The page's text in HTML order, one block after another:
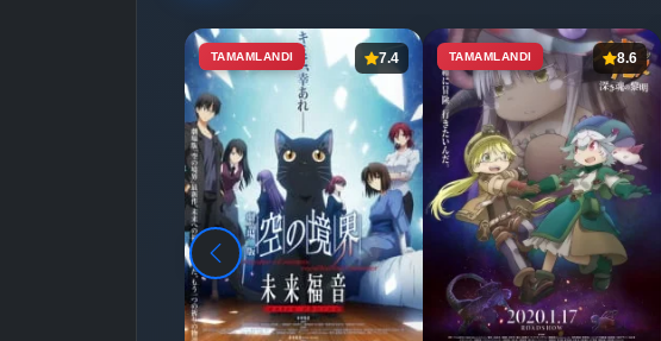
TAMAMLANDI 7.4 TAMAMLANDI 8.6